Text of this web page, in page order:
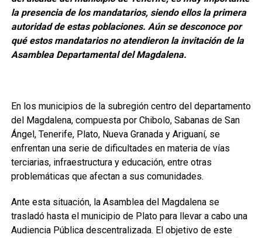
la presencia de los mandatarios, siendo ellos la primera
autoridad de estas poblaciones. Aún se desconoce por
qué estos mandatarios no atendieron la invitación de la
Asamblea Departamental del Magdalena.
En los municipios de la subregión centro del departamento
del Magdalena, compuesta por Chibolo, Sabanas de San
Ángel, Tenerife, Plato, Nueva Granada y Ariguaní, se
enfrentan una serie de dificultades en materia de vías
terciarias, infraestructura y educación, entre otras
problemáticas que afectan a sus comunidades.
Ante esta situación, la Asamblea del Magdalena se
trasladó hasta el municipio de Plato para llevar a cabo una
Audiencia Pública descentralizada. El objetivo de este